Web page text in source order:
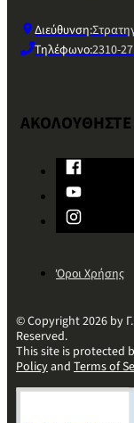
Διεύθυνση:
Τηλέφωνο:2310-
Όροι Χρήσης
© Copyright 2026 by
Reserved.
This site is protected
Policyand Terms of